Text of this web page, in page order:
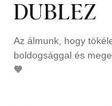
Az álmunk, hogy
boldogsággal és
🧡